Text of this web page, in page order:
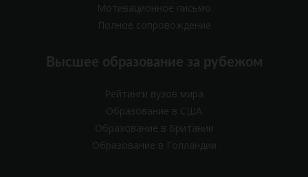
Мотивационное письмо
Полное сопровождение
Высшее образование за рубежом
Рейтинги вузов мира
Образование в США
Образование в Британии
Образование в Голландии